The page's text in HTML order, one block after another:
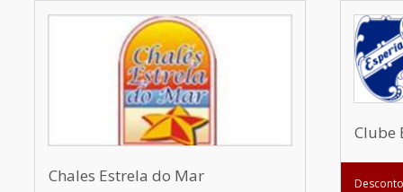
Chales Estrela do Mar
Clube